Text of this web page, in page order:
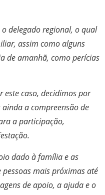
delegado regional, o qual
assim como alguns
de amanhã, como perícias
este caso, decidimos por
a compreensão de
a participação,
dado à família e as
mais próximas até
de apoio, a ajuda e o